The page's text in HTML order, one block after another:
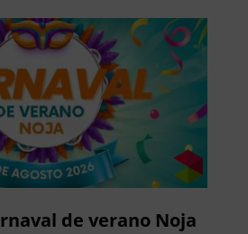
de verano Noja